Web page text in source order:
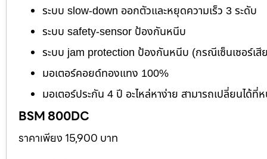
ระบบ slow-down ออกตัวและหยุดความเร็ว 3 ระดับ
ระบบ safety-sensor ป้องกันหนีบ
ระบบ jam protection ป้องกันหนีบ (กรณีเซ็นเซอร์เสี
มอเตอร์คอยด์ทองแทง 100%
มอเตอร์ประกัน 4 ปี อะไหล่หาง่าย สามารถเปลี่ยนได้ที่
BSM 800DC
ราคาเพียง 15,900 บาท